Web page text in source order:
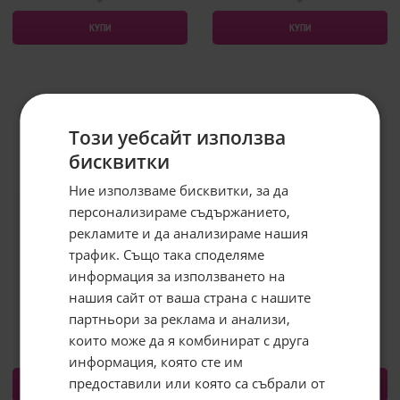
КУПИ КУПИ
ARIEL ТЕЧЕН ПЕРИЛЕН ПРЕПАРАТ
COLOR 60 ПРАНЕТА 2.7Л
25.38€ / 49.64 лв.
КУПИ
ARIEL ТЕЧЕН ПЕРИЛЕН ПРЕПАРАТ
ALPINE 60 ПРАНЕТА 2.7Л
25.38€
КУПИ
Абонирайте се за бюлетина и
грабнете-5%отстъпка!
Този уебсайт използва
бисквитки
Ние използваме бисквитки, за да
персонализираме съдържанието,
рекламите и да анализираме нашия
трафик. Също така споделяме
информация за използването на
нашия сайт от ваша страна с нашите
партньори за реклама и анализи,
които може да я комбинират с друга
информация, която сте им
предоставили или която са събрали от